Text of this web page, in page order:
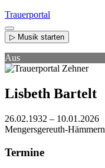
Trauerportal
▷ Musik starten
Aus
Lisbeth Bartelt
26.02.1932 – 10.01.2026
Mengersgereuth-Hämmern
Termine